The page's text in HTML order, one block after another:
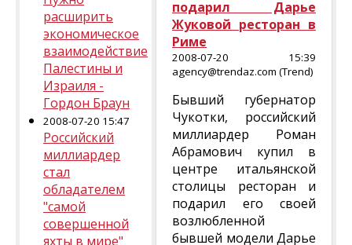
расширить
экономическое
взаимодействие
Палестины и
Израиля -
Гордон Браун
2008-07-20 15:47
Российский
миллиардер
стал
обладателем
"самой
совершенной
яхты в мире"
подарил Дарье
Жуковой ресторан в
Риме
2008-07-20 15:39
agency@trendaz.com (Trend)
Бывший губернатор
Чукотки, российский
миллиардер Роман
Абрамович купил в
центре итальянской
столицы ресторан и
подарил его своей
возлюбленной
бывшей модели Дарье